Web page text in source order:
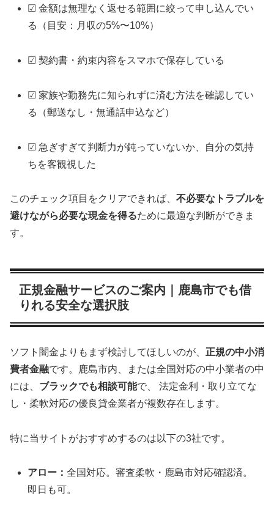
☑ 金額は無理なく返せる範囲に絞って申し込んでい
る（目安：月収の5%〜10%）
☑ 契約書・約束内容をスマホで保存している
☑ 家族や勤務先に知られずに済む方法を確認してい
る（郵送なし・無通話申込など）
☑ 急ぎすぎて判断力が鈍っていないか、自分の気持
ちを客観視した
このチェック項目をクリアできれば、 不必要なトラブルを
避けながら必要な現金を得るために最適な判断ができま
す。
正規金融サービスのご案内｜鹿島市でも借
りれる安全な選択肢
ソフト闇金よりもまず検討してほしいのが、 正規の中小消
費者金融です。鹿島市内、または全国対応の中小業者の中
には、 ブラックでも相談可能で、 法定金利・取り立てな
し・柔軟対応の優良貸金業者が複数存在します。
特に当サイトがおすすめするのは以下の3社です。
アロー：全国対応。審査柔軟・鹿島市対応確認済。
即日も可。